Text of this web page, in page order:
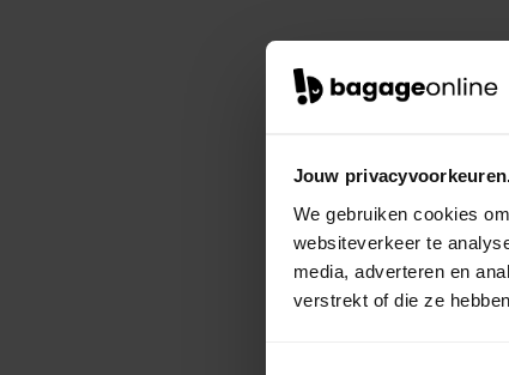
Jouw
We gebruiken cookies
websiteverkeer te
media, adverteren en
verstrekt of die ze